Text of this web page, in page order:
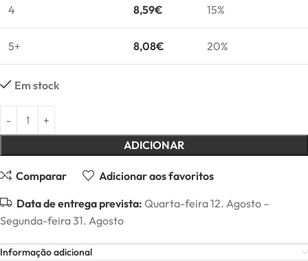
4 8,59€ 15%
5+ 8,08€ 20%
Em stock
ADICIONAR
Comparar Adicionar aos favoritos
Data de entrega prevista: Quarta-feira 12. Agosto –
Segunda-feira 31. Agosto
Informação adicional